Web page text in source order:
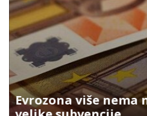
Evrozona više nema